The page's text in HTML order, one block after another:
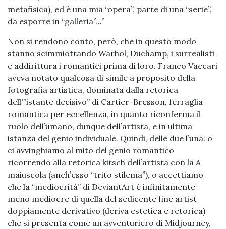
metafisica), ed è una mia “opera”, parte di una “serie”,
da esporre in “galleria”…”
Non si rendono conto, però, che in questo modo
stanno scimmiottando Warhol, Duchamp, i surrealisti
e addirittura i romantici prima di loro. Franco Vaccari
aveva notato qualcosa di simile a proposito della
fotografia artistica, dominata dalla retorica
dell'”istante decisivo” di Cartier-Bresson, ferraglia
romantica per eccellenza, in quanto riconferma il
ruolo dell’umano, dunque dell’artista, e in ultima
istanza del genio individuale. Quindi, delle due l’una: o
ci avvinghiamo al mito del genio romantico
ricorrendo alla retorica kitsch dell’artista con la A
maiuscola (anch’esso “trito stilema”), o accettiamo
che la “mediocrità” di DeviantArt è infinitamente
meno mediocre di quella del sedicente fine artist
doppiamente derivativo (deriva estetica e retorica)
che si presenta come un avventuriero di Midjourney,